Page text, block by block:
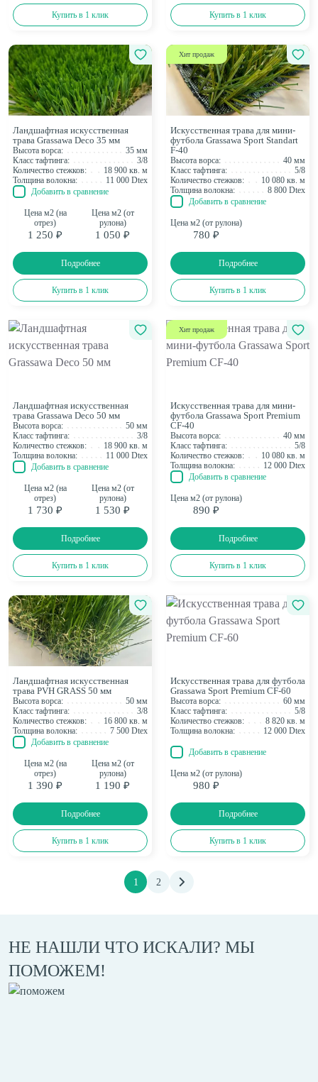
Купить в 1 клик Купить в 1 клик
Ландшафтная искусственная
трава Grassawa Deco 35 мм
Высота ворса:
35 мм
Класс тафтинга:
3/8
Количество стежков:
18 900 кв. м
Толщина волокна:
11 000 Dtex
Добавить в сравнение
Цена м2 (на
отрез)
1 250 ₽
Цена м2 (от
рулона)
1 050 ₽
Подробнее
Купить в 1 клик
Хит продаж
Искусственная трава для мини-
футбола Grassawa Sport Standart
F-40
Высота ворса:
40 мм
Класс тафтинга:
5/8
Количество стежков:
10 080 кв. м
Толщина волокна:
8 800 Dtex
Добавить в сравнение
Цена м2 (от рулона)
780 ₽
Подробнее
Купить в 1 клик
Ландшафтная искусственная
трава Grassawa Deco 50 мм
Высота ворса:
50 мм
Класс тафтинга:
3/8
Количество стежков:
18 900 кв. м
Толщина волокна:
11 000 Dtex
Добавить в сравнение
Цена м2 (на
отрез)
1 730 ₽
Цена м2 (от
рулона)
1 530 ₽
Подробнее
Купить в 1 клик
Хит продаж
Искусственная трава для мини-
футбола Grassawa Sport Premium
CF-40
Высота ворса:
40 мм
Класс тафтинга:
5/8
Количество стежков:
10 080 кв. м
Толщина волокна:
12 000 Dtex
Добавить в сравнение
Цена м2 (от рулона)
890 ₽
Подробнее
Купить в 1 клик
Ландшафтная искусственная
трава PVH GRASS 50 мм
Высота ворса:
50 мм
Класс тафтинга:
3/8
Количество стежков:
16 800 кв. м
Толщина волокна:
7 500 Dtex
Добавить в сравнение
Цена м2 (на
отрез)
1 390 ₽
Цена м2 (от
рулона)
1 190 ₽
Подробнее
Купить в 1 клик
Искусственная трава для футбола
Grassawa Sport Premium CF-60
Высота ворса:
60 мм
Класс тафтинга:
5/8
Количество стежков:
8 820 кв. м
Толщина волокна:
12 000 Dtex
Добавить в сравнение
Цена м2 (от рулона)
980 ₽
Подробнее
Купить в 1 клик
1 2
НЕ НАШЛИ ЧТО ИСКАЛИ? МЫ
ПОМОЖЕМ!